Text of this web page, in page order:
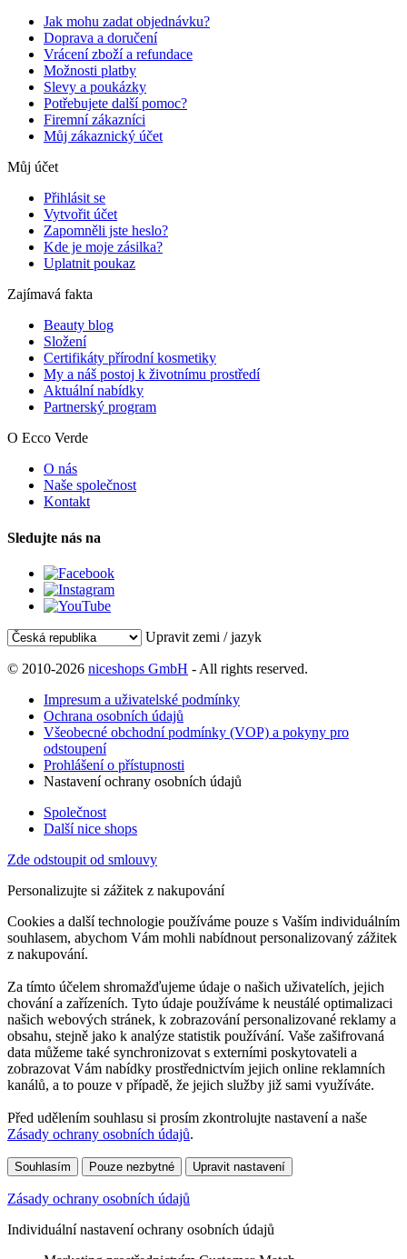
Jak mohu zadat objednávku?
Doprava a doručení
Vrácení zboží a refundace
Možnosti platby
Slevy a poukázky
Potřebujete další pomoc?
Firemní zákazníci
Můj zákaznický účet
Můj účet
Přihlásit se
Vytvořit účet
Zapomněli jste heslo?
Kde je moje zásilka?
Uplatnit poukaz
Zajímavá fakta
Beauty blog
Složení
Certifikáty přírodní kosmetiky
My a náš postoj k životnímu prostředí
Aktuální nabídky
Partnerský program
O Ecco Verde
O nás
Naše společnost
Kontakt
Sledujte nás na
Upravit zemi / jazyk
© 2010-2026 niceshops GmbH - All rights reserved.
Impresum a uživatelské podmínky
Ochrana osobních údajů
Všeobecné obchodní podmínky (VOP) a pokyny pro
odstoupení
Prohlášení o přístupnosti
Nastavení ochrany osobních údajů
Společnost
Další nice shops
Zde odstoupit od smlouvy
Personalizujte si zážitek z nakupování
Cookies a další technologie používáme pouze s Vaším individuálním
souhlasem, abychom Vám mohli nabídnout personalizovaný zážitek
z nakupování.
Za tímto účelem shromažďujeme údaje o našich uživatelích, jejich
chování a zařízeních. Tyto údaje používáme k neustálé optimalizaci
našich webových stránek, k zobrazování personalizované reklamy a
obsahu, stejně jako k analýze statistik používání. Vaše zašifrovaná
data můžeme také synchronizovat s externími poskytovateli a
zobrazovat Vám nabídky prostřednictvím jejich online reklamních
kanálů, a to pouze v případě, že jejich služby již sami využíváte.
Před udělením souhlasu si prosím zkontrolujte nastavení a naše
Zásady ochrany osobních údajů.
Souhlasím Pouze nezbytné Upravit nastavení
Zásady ochrany osobních údajů
Individuální nastavení ochrany osobních údajů